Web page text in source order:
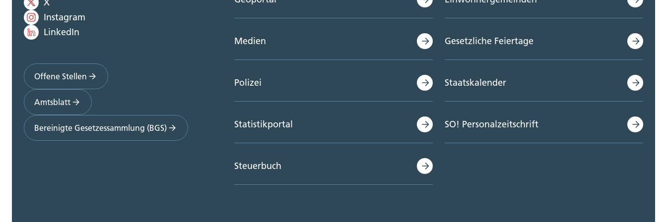
Instagram
LinkedIn
Offene Stellen
Amtsblatt
Bereinigte Gesetzessammlung (BGS)
Medien
Polizei
Statistikportal
Steuerbuch
Gesetzliche Feiertage
Staatskalender
SO! Personalzeitschrift